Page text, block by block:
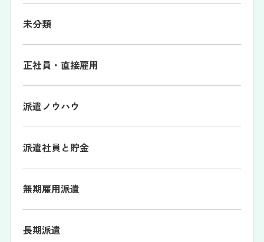
未分類
正社員・直接雇用
派遣ノウハウ
派遣社員と貯金
無期雇用派遣
長期派遣